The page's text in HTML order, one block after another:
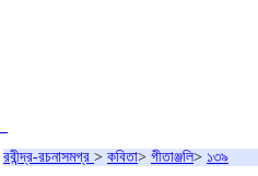
রবীন্দ্র-রচনাসমগ্র > কবিতা> গীতাঞ্জলি> ১৩৯